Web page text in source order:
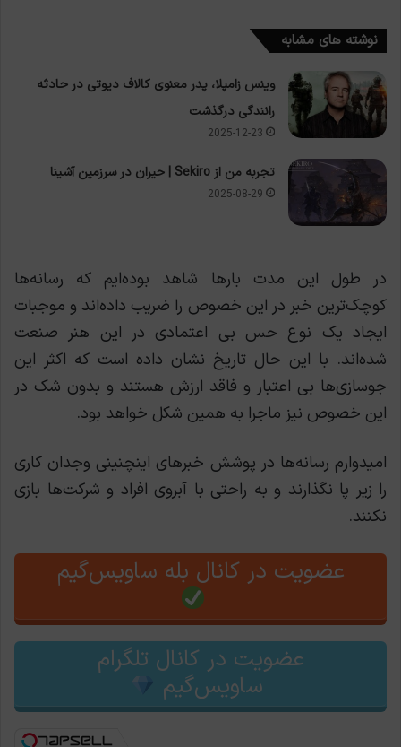
نوشته های مشابه
وینس زامپلا، پدر معنوی کالاف دیوتی در حادثه
رانندگی درگذشت
2025-12-23
تجربه من از Sekiro | حیران در سرزمین آشینا
2025-08-29
در طول این مدت بارها شاهد بوده‌ایم که رسانه‌ها
کوچک‌ترین خبر در این خصوص را ضریب داده‌اند و موجبات
ایجاد یک نوع حس بی اعتمادی در این هنر صنعت
شده‌اند. با این حال تاریخ نشان داده است که اکثر این
جوسازی‌ها بی اعتبار و فاقد ارزش هستند و بدون شک در
این خصوص نیز ماجرا به همین شکل خواهد بود.
امیدوارم رسانه‌ها در پوشش خبرهای اینچنینی وجدان کاری
را زیر پا نگذارند و به راحتی با آبروی افراد و شرکت‌ها بازی
نکنند.
عضویت در کانال بله ساویس‌گیم
عضویت در کانال تلگرام
ساویس‌گیم